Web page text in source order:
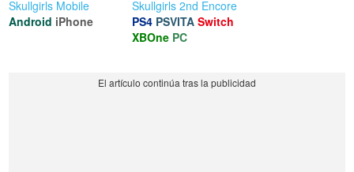
Skullgirls Mobile
Android iPhone
Skullgirls 2nd Encore
PS4 PSVITA Switch
XBOne PC